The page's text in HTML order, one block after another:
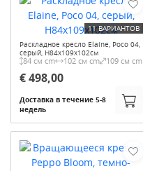
Раскладное кресло Elaine, Poco 04,
серый, H84x109x102см
84 см cm 102 см cm 109 см cm
€ 498,00
Доставка в течение 5-8
недель
11 ВАРИАНТОВ